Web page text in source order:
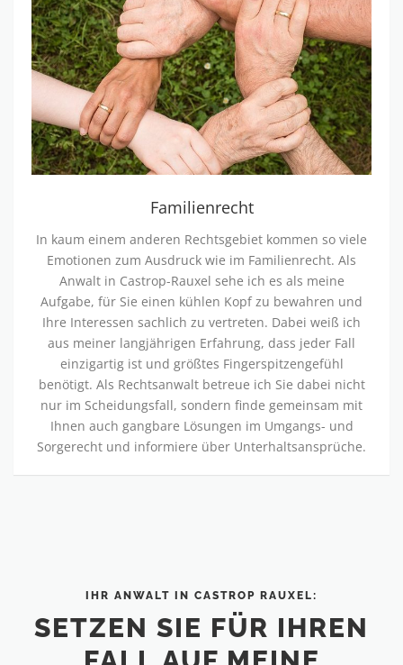
m
i
l
i
e
n
r
h
t
Familienrecht
In kaum einem anderen Rechtsgebiet kommen so viele
Emotionen zum Ausdruck wie im Familienrecht. Als
Anwalt in Castrop-Rauxel sehe ich es als meine
Aufgabe, für Sie einen kühlen Kopf zu bewahren und
Ihre Interessen sachlich zu vertreten. Dabei weiß ich
aus meiner langjährigen Erfahrung, dass jeder Fall
einzigartig ist und größtes Fingerspitzengefühl
benötigt. Als Rechtsanwalt betreue ich Sie dabei nicht
nur im Scheidungsfall, sondern finde gemeinsam mit
Ihnen auch gangbare Lösungen im Umgangs- und
Sorgerecht und informiere über Unterhaltsansprüche.
IHR ANWALT IN CASTROP RAUXEL:
SETZEN SIE FÜR IHREN